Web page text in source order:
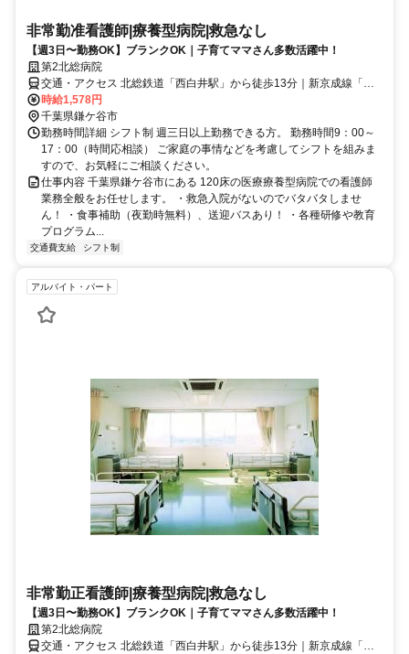
非常勤准看護師|療養型病院|救急なし
【週3日〜勤務OK】ブランクOK｜子育てママさん多数活躍中！
第2北総病院
交通・アクセス 北総鉄道「西白井駅」から徒歩13分｜新京成線「鎌
ヶ谷大仏駅」からバス6分 「ひょうたん」バス停下車徒歩4分
時給1,578円
千葉県鎌ケ谷市
勤務時間詳細 シフト制 週三日以上勤務できる方。 勤務時間9：00～
17：00（時間応相談） ご家庭の事情などを考慮してシフトを組みま
すので、お気軽にご相談ください。
仕事内容 千葉県鎌ケ谷市にある 120床の医療療養型病院での看護師
業務全般をお任せします。 ・救急入院がないのでバタバタしませ
ん！ ・食事補助（夜勤時無料）、送迎バスあり！ ・各種研修や教育
プログラム...
交通費支給 シフト制
アルバイト・パート
非常勤正看護師|療養型病院|救急なし
【週3日〜勤務OK】ブランクOK｜子育てママさん多数活躍中！
第2北総病院
交通・アクセス 北総鉄道「西白井駅」から徒歩13分｜新京成線「鎌